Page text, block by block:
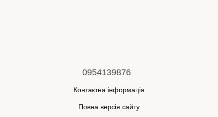
0954139876
Контактна інформація
Повна версія сайту